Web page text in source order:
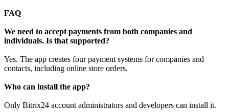
FAQ
We need to accept payments from both companies and
individuals. Is that supported?
Yes. The app creates four payment systems for companies and
contacts, including online store orders.
Who can install the app?
Only Bitrix24 account administrators and developers can install it.